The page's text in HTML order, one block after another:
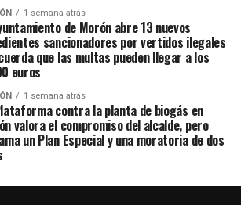
1 semana atrás
de Morón abre 13 nuevos
sancionadores por vertidos ilegales
que las multas pueden llegar a los
euros
1 semana atrás
contra la planta de biogás en
valora el compromiso del alcalde, pero
un Plan Especial y una moratoria de dos